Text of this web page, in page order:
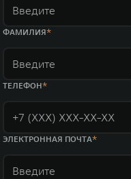
ФАМИЛИЯ
ТЕЛЕФОН
ЭЛЕКТРОННАЯ ПОЧТА